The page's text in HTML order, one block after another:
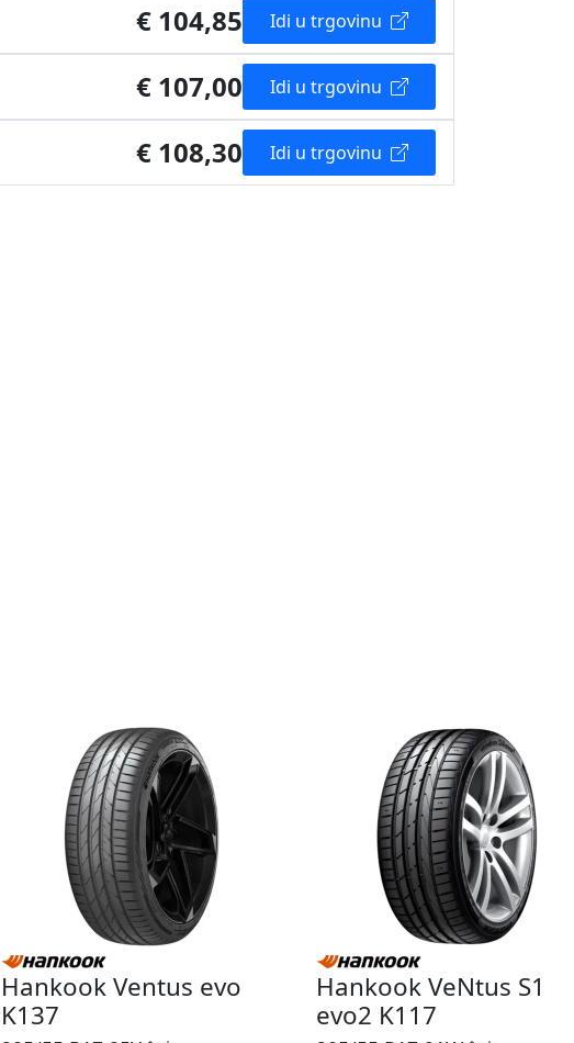
€ 104,85 Idi u trgovinu
€ 107,00 Idi u trgovinu
€ 108,30 Idi u trgovinu
Hankook Ventus evo
K137
Hankook VeNtus S1
evo2 K117